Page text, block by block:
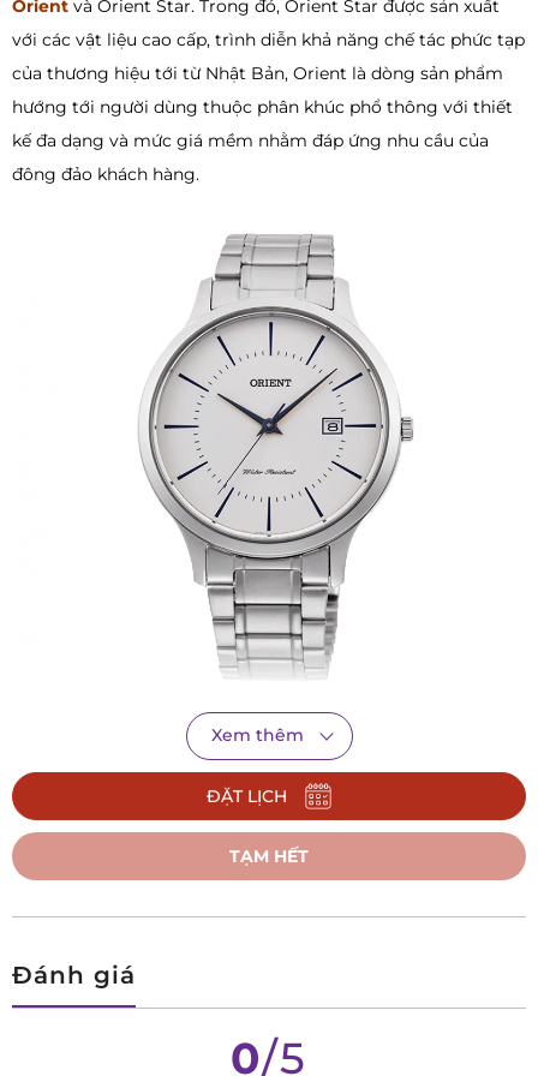
Orient và Orient Star. Trong đó, Orient Star được sản xuất
với các vật liệu cao cấp, trình diễn khả năng chế tác phức tạp
của thương hiệu tới từ Nhật Bản, Orient là dòng sản phẩm
hướng tới người dùng thuộc phân khúc phổ thông với thiết
kế đa dạng và mức giá mềm nhằm đáp ứng nhu cầu của
đông đảo khách hàng.
là mẫu đồng hồ mang phong cách thanh
lịch và tối giản dành cho các chàng trai. Orient trang bị cho
RF-QD0012S10B bộ vỏ làm từ thép không gỉ bền bỉ và sáng
bóng. Mặt số đồng hồ có đường kính 39mm dễ dàng lên tay
góc 3h. Nhờ đó, việc theo dõi thời gian trên RF-QD0012S10B
RF-QD0012S10B
Xem thêm
ĐẶT LỊCH
TẠM HẾT
Đánh giá
0/5